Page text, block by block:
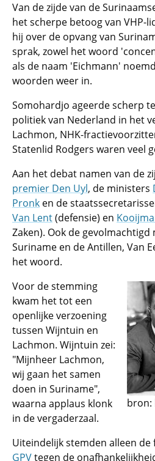
Van de zijde van de
het scherpe betoog van VHP-
hij over de opvang van
sprak, zowel het woord
als de naam 'Eichmann'
woorden weer in.
Somohardjo ageerde scherp
politiek van Nederland in het
Lachmon, NHK-
Statenlid Rodgers waren veel
Aan het debat namen van de
premier Den Uyl, de ministers
Pronk en de
Van Lent(defensie) en
Zaken). Ook de gevolmachtigd
Suriname en de Antillen, Van
het woord.
bron:
Voor de stemming
kwam het tot een
openlijke verzoening
tussen Wijntuin en
Lachmon. Wijntuin zei:
"Mijnheer Lachmon,
wij gaan het samen
doen in Suriname",
waarna applaus klonk
in de vergaderzaal.
Uiteindelijk stemden alleen de
GPVtegen de